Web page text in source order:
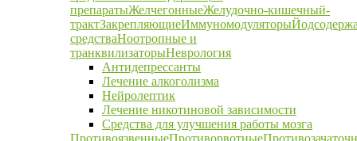
препаратыЖелчегонныеЖелудочно-кишечный-
трактЗакрепляющиеИммуномодуляторы
средстваНоотропные и
транквилизаторыНеврология
Антидепрессанты
Лечение алкоголизма
Нейролептик
Лечение никотиновой зависимости
Средства для улучшения работы мозга